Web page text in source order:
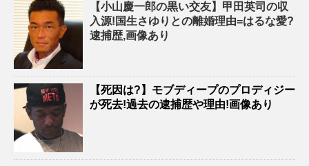
【小山慶一郎の黒い交友】甲田英司の収
入源!国生さゆりとの離婚理由=はるな愛?
逮捕歴,画像あり
【死因は?】モブディープのプロディジー
が死去!過去の逮捕歴や理由!画像あり